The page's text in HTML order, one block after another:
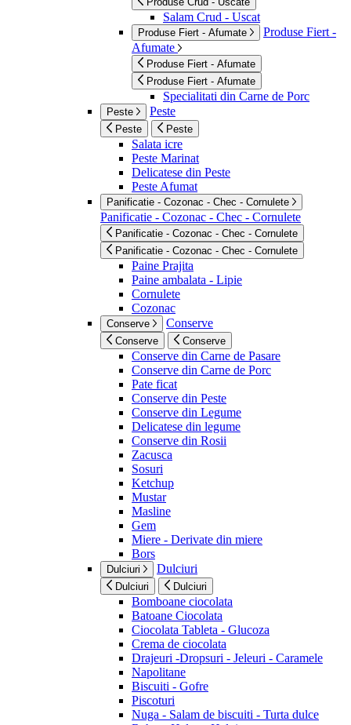
Salam Crud - Uscat
Produse Fiert - Afumate
Produse Fiert -
Afumate
Produse Fiert - Afumate
Produse Fiert - Afumate
Specialitati din Carne de Porc
Peste Peste
Peste Peste
Salata icre
Peste Marinat
Delicatese din Peste
Peste Afumat
Panificatie - Cozonac - Chec - Cornulete
Panificatie - Cozonac - Chec - Cornulete
Panificatie - Cozonac - Chec - Cornulete
Panificatie - Cozonac - Chec - Cornulete
Paine Prajita
Paine ambalata - Lipie
Cornulete
Cozonac
Conserve Conserve
Conserve Conserve
Conserve din Carne de Pasare
Conserve din Carne de Porc
Pate ficat
Conserve din Peste
Conserve din Legume
Delicatese din legume
Conserve din Rosii
Zacusca
Sosuri
Ketchup
Mustar
Masline
Gem
Miere - Derivate din miere
Bors
Dulciuri Dulciuri
Dulciuri Dulciuri
Bomboane ciocolata
Batoane Ciocolata
Ciocolata Tableta - Glucoza
Crema de ciocolata
Drajeuri -Dropsuri - Jeleuri - Caramele
Napolitane
Biscuiti - Gofre
Piscoturi
Nuga - Salam de biscuiti - Turta dulce